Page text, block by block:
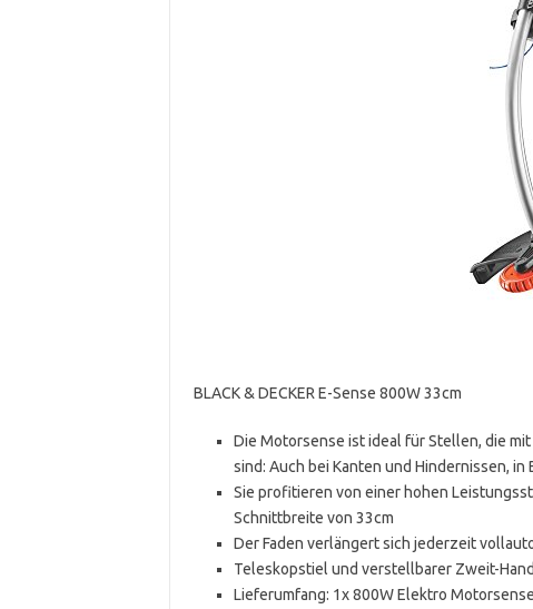
BLACK & DECKER E-Sense 800W 33cm
Die Motorsense ist ideal für Stellen, die
sind: Auch bei Kanten und Hindernissen,
Sie profitieren von einer hohen
Schnittbreite von 33cm
Der Faden verlängert sich jederzeit
Teleskopstiel und verstellbarer Zweit-
Lieferumfang: 1x 800W Elektro